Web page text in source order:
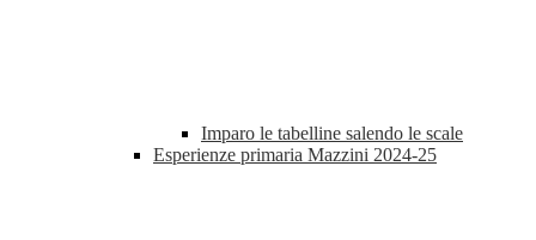
Imparo le tabelline salendo le scale
Esperienze primaria Mazzini 2024-25